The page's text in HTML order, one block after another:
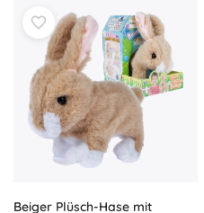
Beiger Plüsch-Hase mit